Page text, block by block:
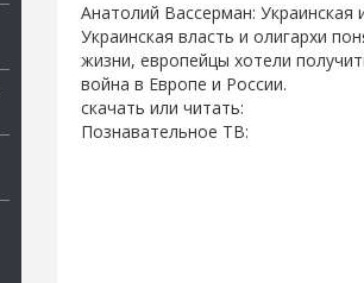
Анатолий Вассерман: Украинская
Украинская власть и олигархи
жизни, европейцы хотели
война в Европе и России.
скачать или читать:
Познавательное ТВ: